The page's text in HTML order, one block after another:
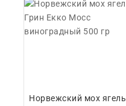
Норвежский мох ягель